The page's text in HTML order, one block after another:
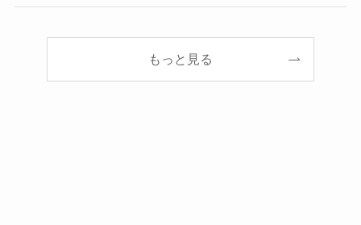
もっと見る